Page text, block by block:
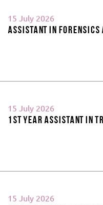
15 July 2026
Assistant in Forensics
15 July 2026
1st year Assistant in
15 July 2026